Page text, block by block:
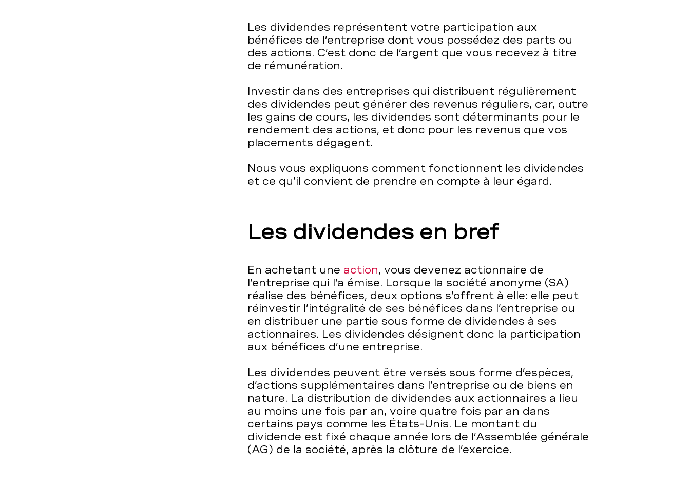
Les dividendes représentent votre participation aux
bénéfices de l’entreprise dont vous possédez des parts ou
des actions. C’est donc de l’argent que vous recevez à titre
de rémunération.
Investir dans des entreprises qui distribuent régulièrement
des dividendes peut générer des revenus réguliers, car, outre
les gains de cours, les dividendes sont déterminants pour le
rendement des actions, et donc pour les revenus que vos
placements dégagent.
Nous vous expliquons comment fonctionnent les dividendes
et ce qu’il convient de prendre en compte à leur égard.
Les dividendes en bref
En achetant une action, vous devenez actionnaire de
l’entreprise qui l’a émise. Lorsque la société anonyme (SA)
réalise des bénéfices, deux options s’offrent à elle: elle peut
réinvestir l’intégralité de ses bénéfices dans l’entreprise ou
en distribuer une partie sous forme de dividendes à ses
actionnaires. Les dividendes désignent donc la participation
aux bénéfices d’une entreprise.
Les dividendes peuvent être versés sous forme d’espèces,
d’actions supplémentaires dans l’entreprise ou de biens en
nature. La distribution de dividendes aux actionnaires a lieu
au moins une fois par an, voire quatre fois par an dans
certains pays comme les États-Unis. Le montant du
dividende est fixé chaque année lors de l’Assemblée générale
(AG) de la société, après la clôture de l’exercice.